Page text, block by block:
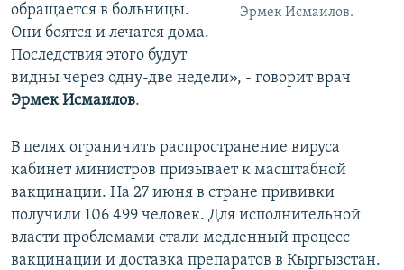
Эрмек Исмаилов.
обращается в больницы.
Они боятся и лечатся дома.
Последствия этого будут
видны через одну-две недели», - говорит врач
Эрмек Исмаилов.
В целях ограничить распространение вируса
кабинет министров призывает к масштабной
вакцинации. На 27 июня в стране прививки
получили 106 499 человек. Для исполнительной
власти проблемами стали медленный процесс
вакцинации и доставка препаратов в Кыргызстан.